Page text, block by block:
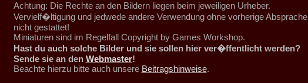
Achtung: Die Rechte an den Bildern liegen beim jeweiligen Urheber.
Vervielf�ltigung und jedwede andere Verwendung ohne vorherige Absprache
nicht gestattet!
Miniaturen sind im Regelfall Copyright by Games Workshop.
Hast du auch solche Bilder und sie sollen hier ver�ffentlicht werden?
Sende sie an den Webmaster!
Beachte hierzu bitte auch unsere Beitragshinweise.